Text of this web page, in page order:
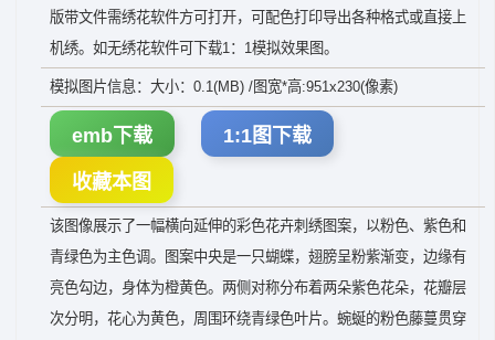
版带文件需绣花软件方可打开，可配色打印导出各种格式或直接上
机绣。如无绣花软件可下载1：1模拟效果图。
模拟图片信息：大小：0.1(MB) /图宽*高:951x230(像素)
emb下载 1:1图下载
收藏本图
该图像展示了一幅横向延伸的彩色花卉刺绣图案，以粉色、紫色和
青绿色为主色调。图案中央是一只蝴蝶，翅膀呈粉紫渐变，边缘有
亮色勾边，身体为橙黄色。两侧对称分布着两朵紫色花朵，花瓣层
次分明，花心为黄色，周围环绕青绿色叶片。蜿蜒的粉色藤蔓贯穿